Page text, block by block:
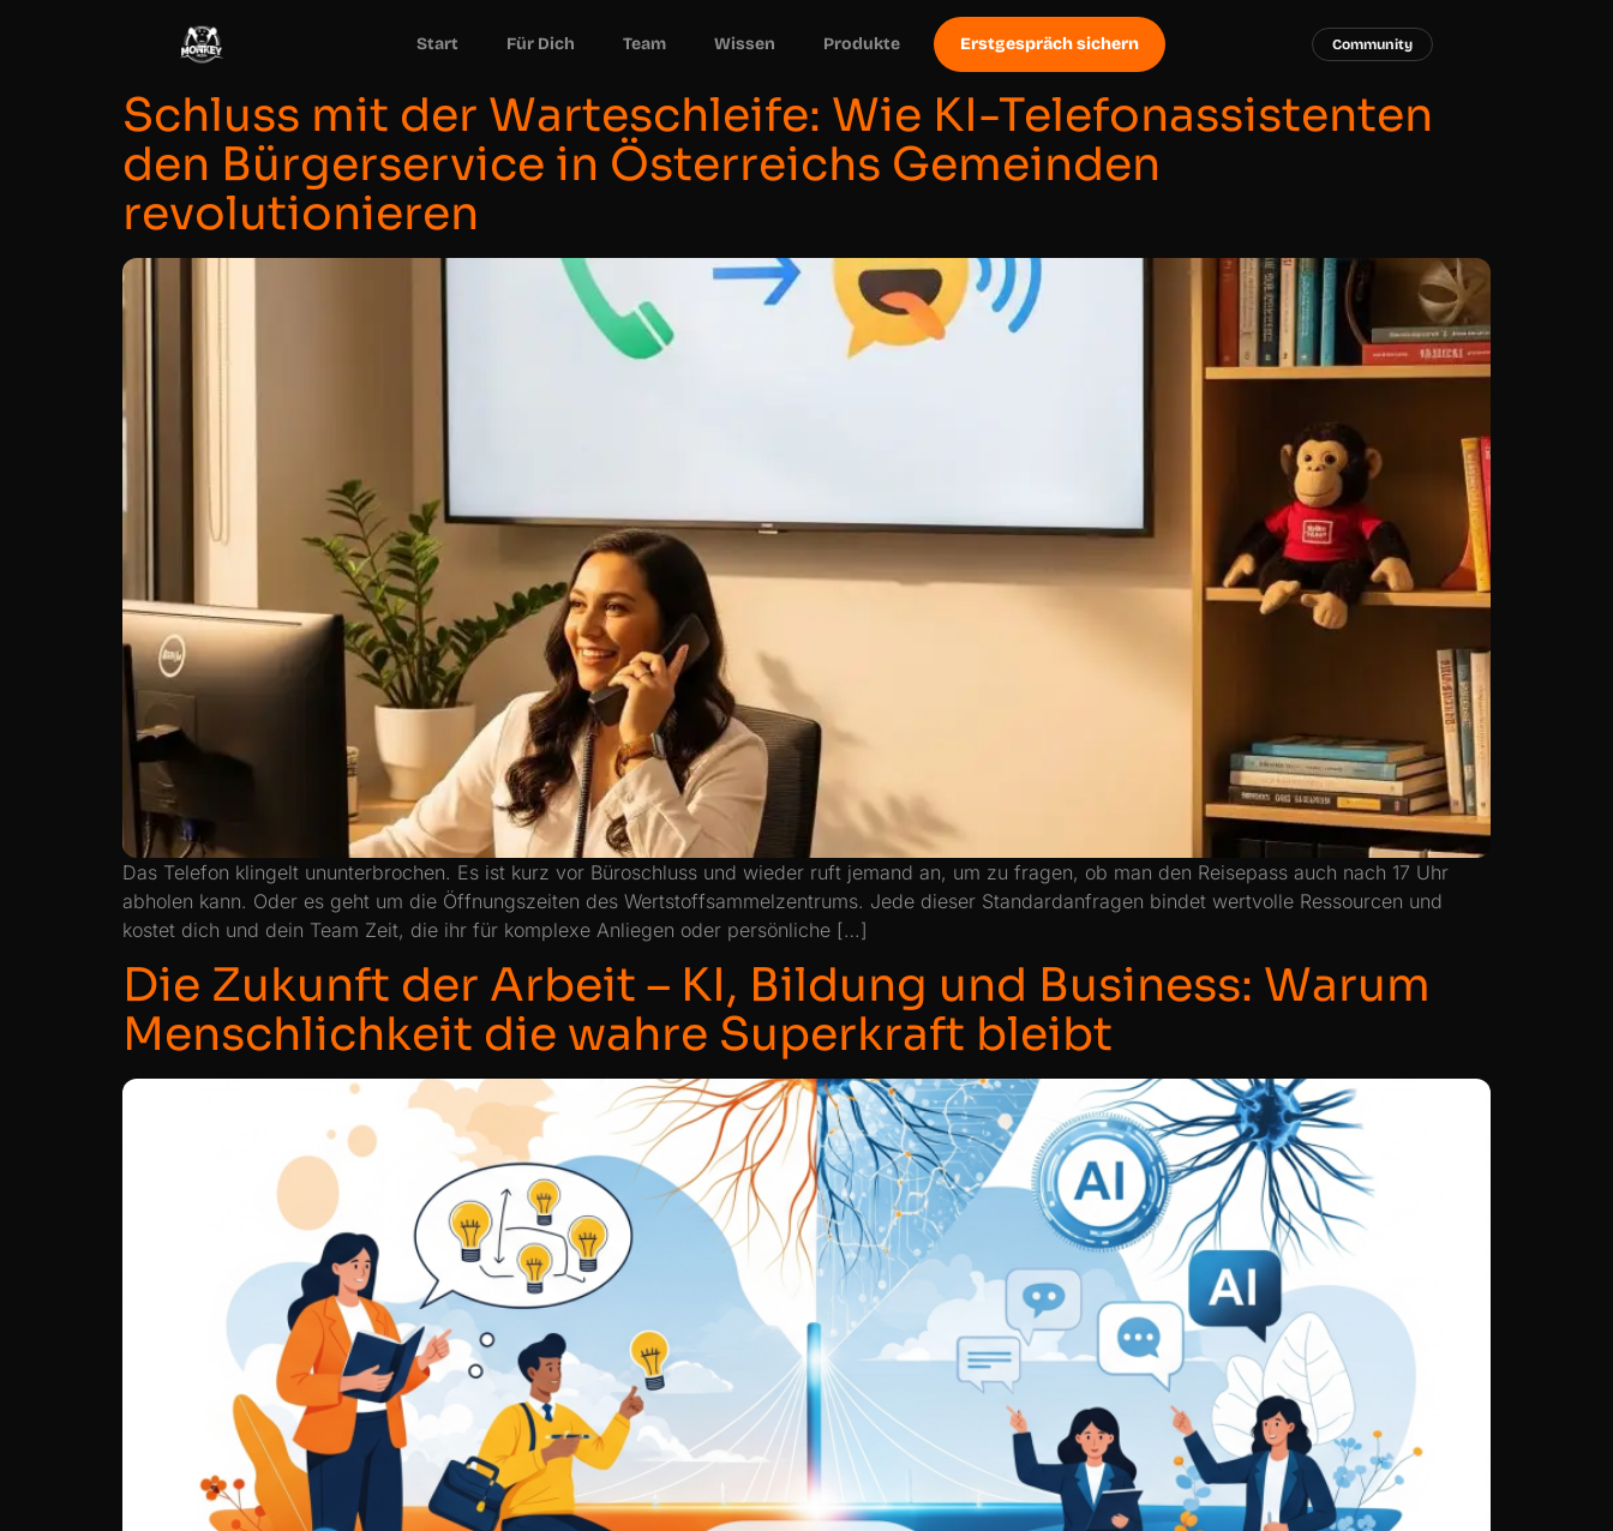
Start Für Dich Team Wissen Produkte Erstgespräch sichern Community
Schluss mit der Warteschleife: Wie KI-Telefonassistenten
den Bürgerservice in Österreichs Gemeinden
revolutionieren
Das Telefon klingelt ununterbrochen. Es ist kurz vor Büroschluss und wieder ruft jemand an, um zu fragen, ob man den Reisepass auch nach 17 Uhr
abholen kann. Oder es geht um die Öffnungszeiten des Wertstoffsammelzentrums. Jede dieser Standardanfragen bindet wertvolle Ressourcen und
kostet dich und dein Team Zeit, die ihr für komplexe Anliegen oder persönliche […]
Die Zukunft der Arbeit – KI, Bildung und Business: Warum
Menschlichkeit die wahre Superkraft bleibt